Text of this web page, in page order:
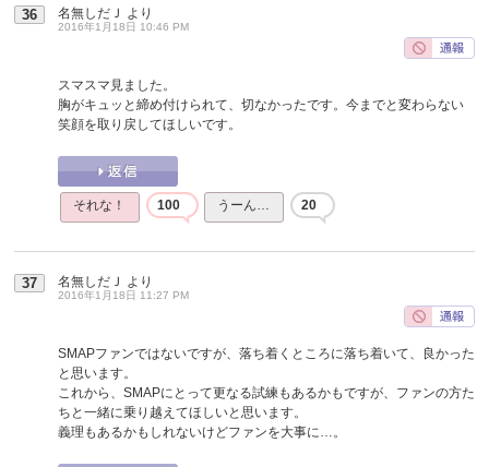
36 名無しだＪ より
2016年1月18日 10:46 PM
スマスマ見ました。
胸がキュッと締め付けられて、切なかったです。今までと変わらない
笑顔を取り戻してほしいです。
それな！ 100 うーん… 20
37 名無しだＪ より
2016年1月18日 11:27 PM
SMAPファンではないですが、落ち着くところに落ち着いて、良かった
と思います。
これから、SMAPにとって更なる試練もあるかもですが、ファンの方た
ちと一緒に乗り越えてほしいと思います。
義理もあるかもしれないけどファンを大事に…。